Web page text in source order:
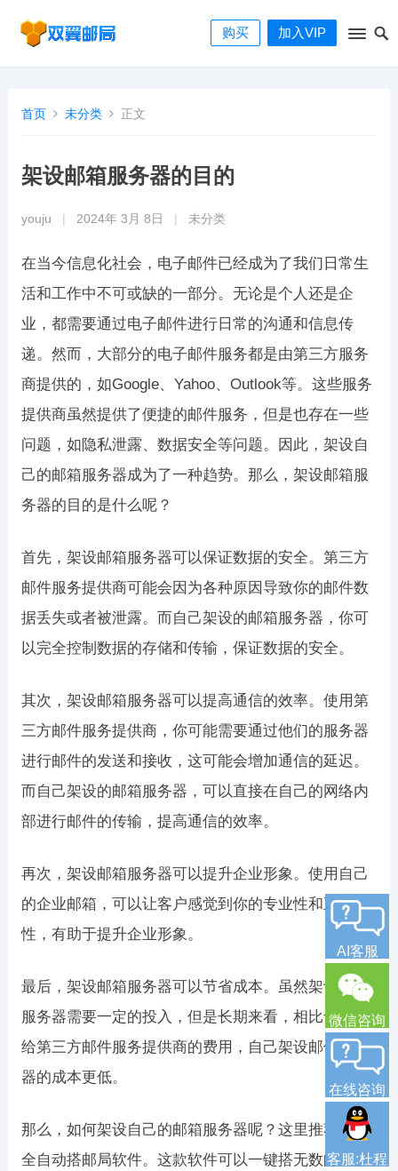
购买 加入VIP
首页 未分类 正文
架设邮箱服务器的目的
youju 2024年 3月 8日 未分类
在当今信息化社会，电子邮件已经成为了我们日常生
活和工作中不可或缺的一部分。无论是个人还是企
业，都需要通过电子邮件进行日常的沟通和信息传
递。然而，大部分的电子邮件服务都是由第三方服务
商提供的，如Google、Yahoo、Outlook等。这些服务
提供商虽然提供了便捷的邮件服务，但是也存在一些
问题，如隐私泄露、数据安全等问题。因此，架设自
己的邮箱服务器成为了一种趋势。那么，架设邮箱服
务器的目的是什么呢？
首先，架设邮箱服务器可以保证数据的安全。第三方
邮件服务提供商可能会因为各种原因导致你的邮件数
据丢失或者被泄露。而自己架设的邮箱服务器，你可
以完全控制数据的存储和传输，保证数据的安全。
其次，架设邮箱服务器可以提高通信的效率。使用第
三方邮件服务提供商，你可能需要通过他们的服务器
进行邮件的发送和接收，这可能会增加通信的延迟。
而自己架设的邮箱服务器，可以直接在自己的网络内
部进行邮件的传输，提高通信的效率。
再次，架设邮箱服务器可以提升企业形象。使用自己
的企业邮箱，可以让客户感觉到你的专业性和正式
性，有助于提升企业形象。
最后，架设邮箱服务器可以节省成本。虽然架设邮件
服务器需要一定的投入，但是长期来看，相比于支付
给第三方邮件服务提供商的费用，自己架设邮件服务
器的成本更低。
那么，如何架设自己的邮箱服务器呢？这里推荐双翼
全自动搭邮局软件。这款软件可以一键搭无数邮局，3
AI客服
微信咨询
在线咨询
客服:杜程